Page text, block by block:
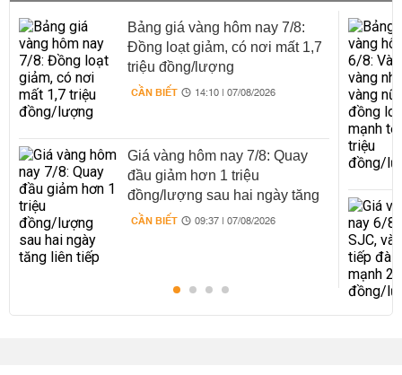
Bảng giá vàng hôm nay 7/8:
Đồng loạt giảm, có nơi mất 1,7
triệu đồng/lượng
CẦN BIẾT 14:10 | 07/08/2026
Giá vàng hôm nay 7/8: Quay
đầu giảm hơn 1 triệu
đồng/lượng sau hai ngày tăng
liên tiếp
CẦN BIẾT 09:37 | 07/08/2026